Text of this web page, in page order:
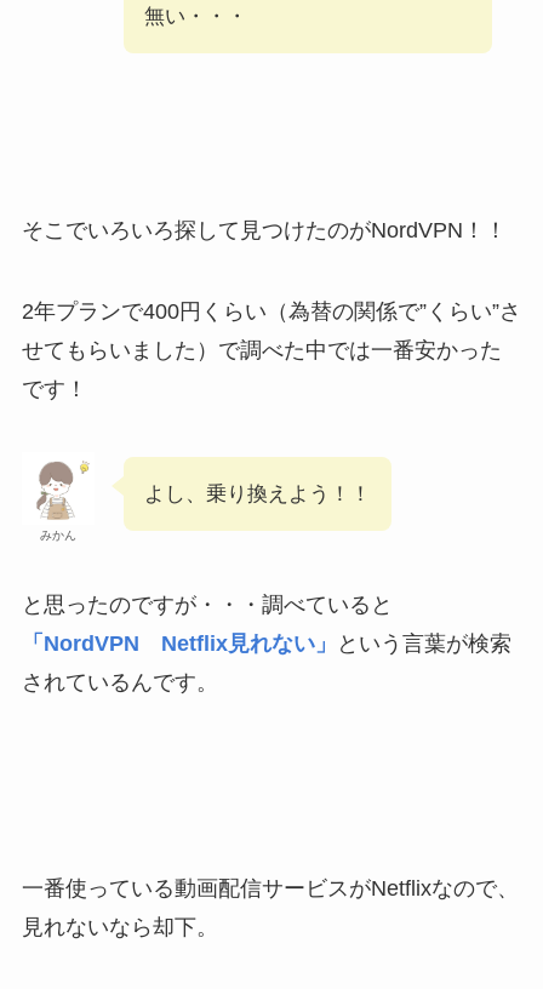
無い・・・
そこでいろいろ探して見つけたのがNordVPN！！
2年プランで400円くらい（為替の関係で”くらい”さ
せてもらいました）で調べた中では一番安かった
です！
みかん
よし、乗り換えよう！！
と思ったのですが・・・調べていると
「NordVPN Netflix見れない」
という言葉が検索
されているんです。
一番使っている動画配信サービスがNetflixなので、
見れないなら却下。